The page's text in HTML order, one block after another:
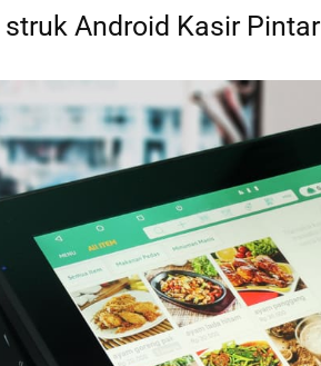
Android Kasir Pintar